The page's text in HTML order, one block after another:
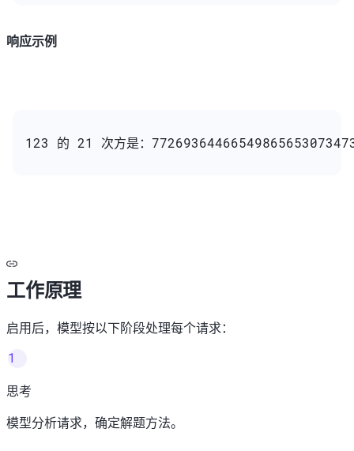
响应示例
123 的 21 次方是：
工作原理
启用后，模型按以下阶段处理每个请求：
1
思考
模型分析请求，确定解题方法。